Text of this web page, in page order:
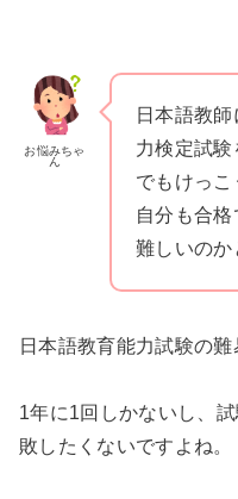
お悩みちゃ
ん
日本語教
力検定試験
でもけっこ
自分も合
難しいのか
日本語教育能力試験の難
1年に1回しかないし、
敗したくないですよね。